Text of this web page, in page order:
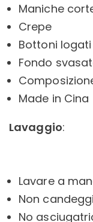
Maniche
Crepe
Bottoni
Fondo
Made in Cina
Lavaggio:
Lavare a
Non
No